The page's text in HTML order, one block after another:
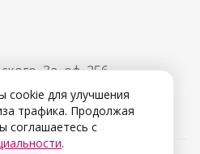
3а, оф. 256
cookie для улучшения
трафика. Продолжая
соглашаетесь с
.